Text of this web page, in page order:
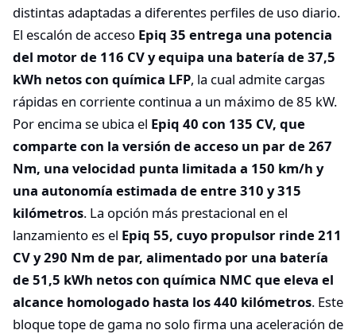
distintas adaptadas a diferentes perfiles de uso diario.
El escalón de acceso Epiq 35 entrega una potencia
del motor de 116 CV y equipa una batería de 37,5
kWh netos con química LFP, la cual admite cargas
rápidas en corriente continua a un máximo de 85 kW.
Por encima se ubica el Epiq 40 con 135 CV, que
comparte con la versión de acceso un par de 267
Nm, una velocidad punta limitada a 150 km/h y
una autonomía estimada de entre 310 y 315
kilómetros. La opción más prestacional en el
lanzamiento es el Epiq 55, cuyo propulsor rinde 211
CV y 290 Nm de par, alimentado por una batería
de 51,5 kWh netos con química NMC que eleva el
alcance homologado hasta los 440 kilómetros. Este
bloque tope de gama no solo firma una aceleración de